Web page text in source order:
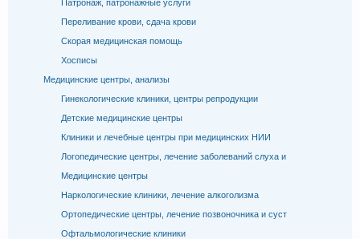
Патронаж, патронажные услуги
Переливание крови, сдача крови
Скорая медицинская помощь
Хосписы
Медицинские центры, анализы
Гинекологические клиники, центры репродукции
Детские медицинские центры
Клиники и лечебные центры при медицинских НИИ
Логопедические центры, лечение заболеваний слуха и
Медицинские центры
Наркологические клиники, лечение алкоголизма
Ортопедические центры, лечение позвоночника и суст
Офтальмологические клиники